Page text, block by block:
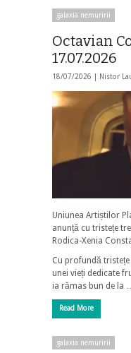
galaxia nemuririi
Octavian
17.07.2026
18/07/2026 | Nistor
Uniunea Artiștilor
anunță cu tristețe
Rodica-Xenia
Cu profundă
unei vieți dedicate
ia rămas bun de la
Read More
galaxia nemuririi